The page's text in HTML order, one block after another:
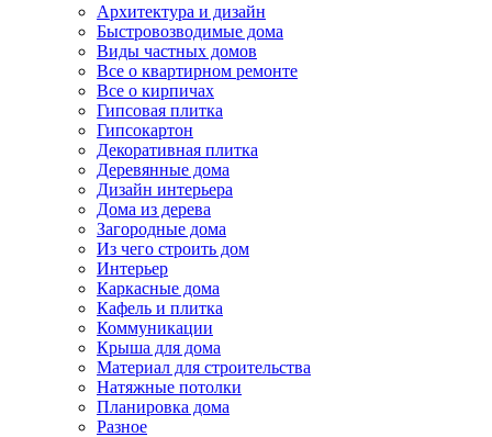
Архитектура и дизайн
Быстровозводимые дома
Виды частных домов
Все о квартирном ремонте
Все о кирпичах
Гипсовая плитка
Гипсокартон
Декоративная плитка
Деревянные дома
Дизайн интерьера
Дома из дерева
Загородные дома
Из чего строить дом
Интерьер
Каркасные дома
Кафель и плитка
Коммуникации
Крыша для дома
Материал для строительства
Натяжные потолки
Планировка дома
Разное